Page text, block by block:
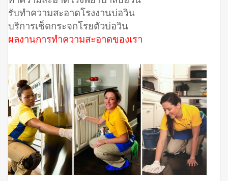
รับทำความสะอาดโรงงานบ่อวิน
บริการเช็ดกระจกโรยตัวบ่อวิน
ผลงานการทำความสะอาดของเรา